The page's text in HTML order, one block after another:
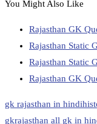
You Might Also Like
Rajasthan GK
Rajasthan Static
Rajasthan Static
Rajasthan GK
gk rajasthan in hindi
gkrajasthan all gk in